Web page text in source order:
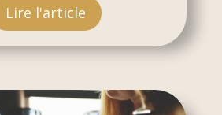
Lire l'article